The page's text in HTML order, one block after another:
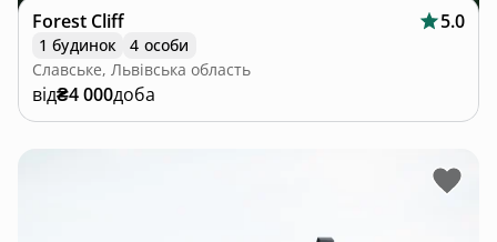
Forest Cliff 5.0
1 будинок
4 особи
Славське, Львівська область
від₴4 000доба